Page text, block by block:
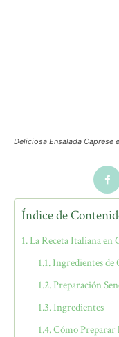
Deliciosa Ensalada Caprese
Índice de
La Receta Italiana en
Ingredientes de
Preparación
Ingredientes
Cómo Preparar